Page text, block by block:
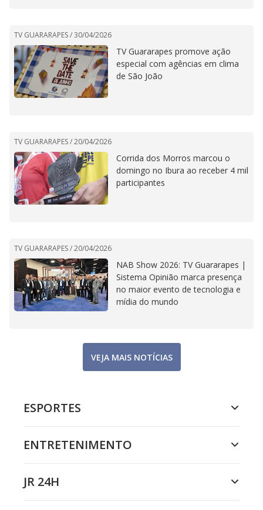
TV GUARARAPES /30/04/2026
TV Guararapes promove ação
especial com agências em clima
de São João
TV GUARARAPES /20/04/2026
Corrida dos Morros marcou o
domingo no Ibura ao receber 4 mil
participantes
TV GUARARAPES /20/04/2026
NAB Show 2026: TV Guararapes |
Sistema Opinião marca presença
no maior evento de tecnologia e
mídia do mundo
VEJA MAIS NOTÍCIAS
ESPORTES
ENTRETENIMENTO
JR 24H